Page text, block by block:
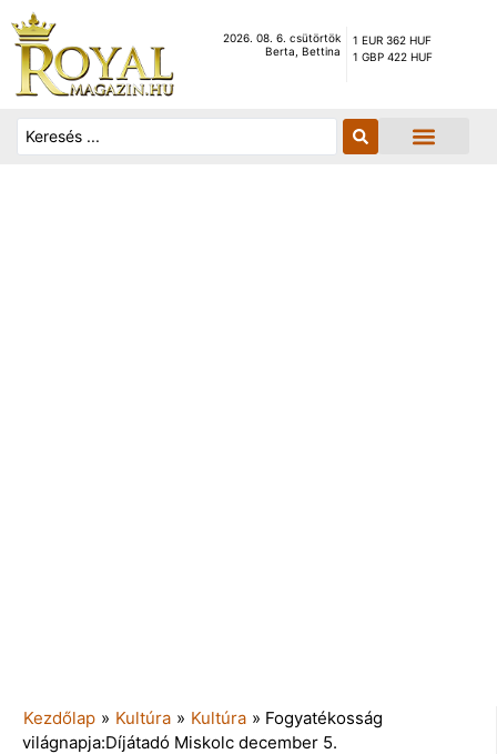
2026. 08. 6. csütörtök
Berta, Bettina
1 EUR 362 HUF
1 GBP 422 HUF
Kezdőlap » Kultúra » Kultúra » Fogyatékosság
világnapja:Díjátadó Miskolc december 5.